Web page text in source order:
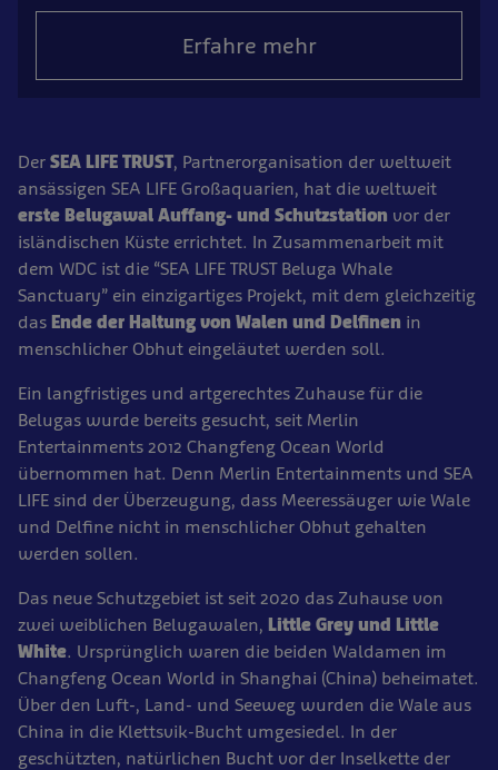
Erfahre mehr
Der SEA LIFE TRUST, Partnerorganisation der weltweit
ansässigen SEA LIFE Großaquarien, hat die weltweit
erste Belugawal Auffang- und Schutzstation vor der
isländischen Küste errichtet. In Zusammenarbeit mit
dem WDC ist die “SEA LIFE TRUST Beluga Whale
Sanctuary” ein einzigartiges Projekt, mit dem gleichzeitig
das Ende der Haltung von Walen und Delfinen in
menschlicher Obhut eingeläutet werden soll.
Ein langfristiges und artgerechtes Zuhause für die
Belugas wurde bereits gesucht, seit Merlin
Entertainments 2012 Changfeng Ocean World
übernommen hat. Denn Merlin Entertainments und SEA
LIFE sind der Überzeugung, dass Meeressäuger wie Wale
und Delfine nicht in menschlicher Obhut gehalten
werden sollen.
Das neue Schutzgebiet ist seit 2020 das Zuhause von
zwei weiblichen Belugawalen, Little Grey und Little
White. Ursprünglich waren die beiden Waldamen im
Changfeng Ocean World in Shanghai (China) beheimatet.
Über den Luft-, Land- und Seeweg wurden die Wale aus
China in die Klettsvik-Bucht umgesiedel. In der
geschützten, natürlichen Bucht vor der Inselkette der